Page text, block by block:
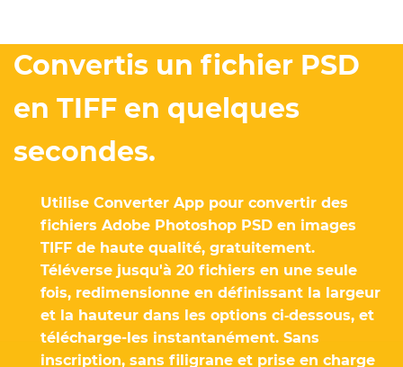
Convertis un fichier PSD
en TIFF en quelques
secondes.
Utilise Converter App pour convertir des
fichiers Adobe Photoshop PSD en images
TIFF de haute qualité, gratuitement.
Téléverse jusqu'à 20 fichiers en une seule
fois, redimensionne en définissant la largeur
et la hauteur dans les options ci‑dessous, et
télécharge-les instantanément. Sans
inscription, sans filigrane et prise en charge